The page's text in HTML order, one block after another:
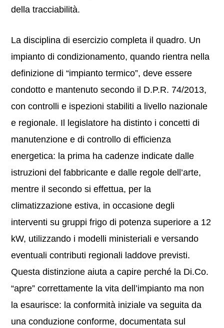
della tracciabilità.
La disciplina di esercizio completa il quadro. Un
impianto di condizionamento, quando rientra nella
definizione di “impianto termico”, deve essere
condotto e mantenuto secondo il D.P.R. 74/2013,
con controlli e ispezioni stabiliti a livello nazionale
e regionale. Il legislatore ha distinto i concetti di
manutenzione e di controllo di efficienza
energetica: la prima ha cadenze indicate dalle
istruzioni del fabbricante e dalle regole dell’arte,
mentre il secondo si effettua, per la
climatizzazione estiva, in occasione degli
interventi su gruppi frigo di potenza superiore a 12
kW, utilizzando i modelli ministeriali e versando
eventuali contributi regionali laddove previsti.
Questa distinzione aiuta a capire perché la Di.Co.
“apre” correttamente la vita dell’impianto ma non
la esaurisce: la conformità iniziale va seguita da
una conduzione conforme, documentata sul